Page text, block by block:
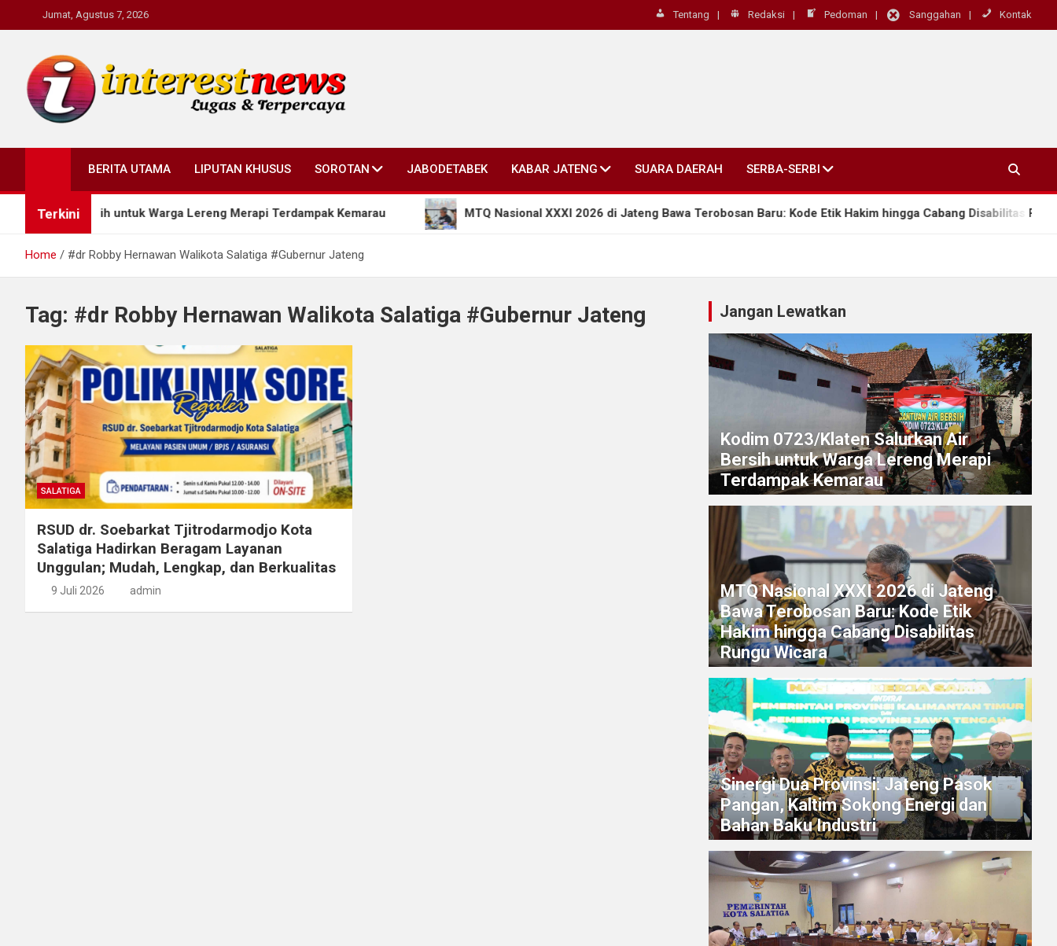
to
Jumat, Agustus 7, 2026 Tentang Redaksi Pedoman Sanggahan Kontak
Interestnews.or.id
BERITA UTAMA LIPUTAN KHUSUS SOROTAN JABODETABEK KABAR JATENG SUARA DAERAH SERBA-SERBI
Terkini
Air Bersih untuk Warga Lereng Merapi Terdampak Kemarau MTQ Nasional XXXI 2026 di Jateng Bawa Terobosan Baru: Kode Etik Hakim hingga Cabang Disabilitas Rungu
Home #dr Robby Hernawan Walikota Salatiga #Gubernur Jateng
Tag: #dr Robby Hernawan Walikota Salatiga #Gubernur Jateng
SALATIGA
RSUD dr. Soebarkat Tjitrodarmodjo Kota
Salatiga Hadirkan Beragam Layanan
Unggulan; Mudah, Lengkap, dan Berkualitas
9 Juli 2026 admin
Jangan Lewatkan
Kodim 0723/Klaten Salurkan Air
Bersih untuk Warga Lereng Merapi
Terdampak Kemarau
MTQ Nasional XXXI 2026 di Jateng
Bawa Terobosan Baru: Kode Etik
Hakim hingga Cabang Disabilitas
Rungu Wicara
Sinergi Dua Provinsi: Jateng Pasok
Pangan, Kaltim Sokong Energi dan
Bahan Baku Industri